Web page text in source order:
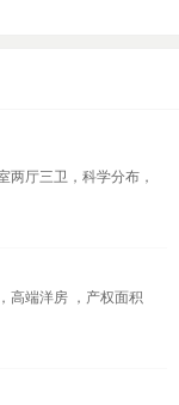
两厅三卫，科学分布，
高端洋房 ，产权面积